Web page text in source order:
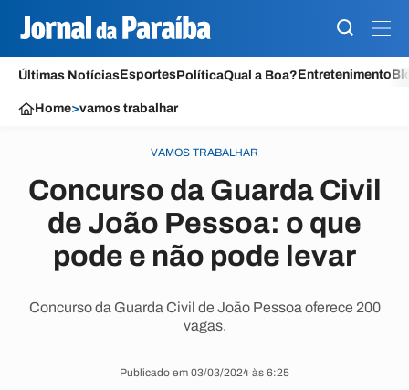
Últimas NotíciasEsportesPolíticaQual a Boa?Entretenimento
Home>vamos trabalhar
VAMOS TRABALHAR
Concurso da Guarda Civil
de João Pessoa: o que
pode e não pode levar
Concurso da Guarda Civil de João Pessoa oferece 200
vagas.
Publicado em 03/03/2024 às 6:25